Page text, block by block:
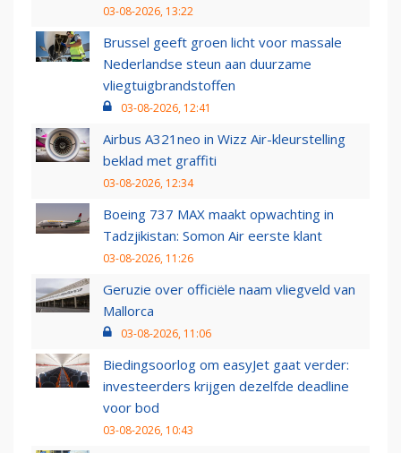
03-08-2026, 13:22
Brussel geeft groen licht voor massale
Nederlandse steun aan duurzame
vliegtuigbrandstoffen
03-08-2026, 12:41
Airbus A321neo in Wizz Air-kleurstelling
beklad met graffiti
03-08-2026, 12:34
Boeing 737 MAX maakt opwachting in
Tadzjikistan: Somon Air eerste klant
03-08-2026, 11:26
Geruzie over officiële naam vliegveld van
Mallorca
03-08-2026, 11:06
Biedingsoorlog om easyJet gaat verder:
investeerders krijgen dezelfde deadline
voor bod
03-08-2026, 10:43